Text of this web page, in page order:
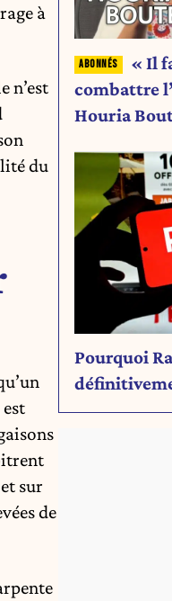
à
n’est
du
sur
de
« Il
combattre
Houria
Pourquoi